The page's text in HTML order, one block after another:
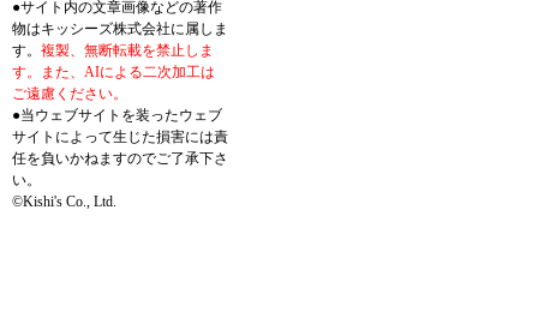
●サイト内の文章画像などの著作
物はキッシーズ株式会社に属しま
す。 複製、無断転載を禁止しま
す。また、AIによる二次加工は
ご遠慮ください。
●当ウェブサイトを装ったウェブ
サイトによって生じた損害には責
任を負いかねますのでご了承下さ
い。
©Kishi's Co., Ltd.